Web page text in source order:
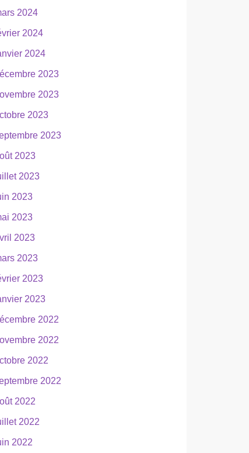
2024
2024
2024
2023
2023
2023
2023
2023
2023
2023
2023
2023
2023
2023
2023
2022
2022
2022
2022
2022
2022
2022